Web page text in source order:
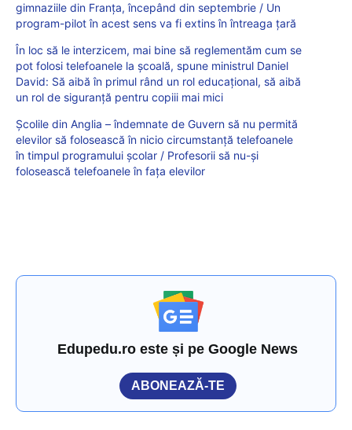
gimnaziile din Franța, începând din septembrie / Un
program-pilot în acest sens va fi extins în întreaga țară
În loc să le interzicem, mai bine să reglementăm cum se
pot folosi telefoanele la școală, spune ministrul Daniel
David: Să aibă în primul rând un rol educațional, să aibă
un rol de siguranță pentru copiii mai mici
Școlile din Anglia – îndemnate de Guvern să nu permită
elevilor să folosească în nicio circumstanță telefoanele
în timpul programului școlar / Profesorii să nu-și
folosească telefoanele în fața elevilor
Edupedu.ro este și pe Google News
ABONEAZĂ-TE